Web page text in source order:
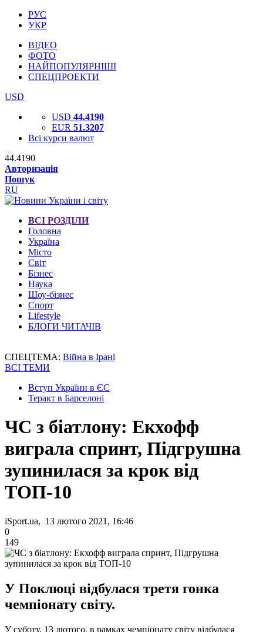
РУС
УКР
ВІДЕО
ФОТО
НАЙПОПУЛЯРНІШІ
СПЕЦПРОЕКТИ
USD
USD 44.4190
EUR 51.3207
Всі курси валют
44.4190
Авторизація
Пошук
RU
ВСІ РОЗДІЛИ
Головна
Україна
Місто
Світ
Бізнес
Наука
Шоу-бізнес
Спорт
Lifestyle
БЛОГИ ЧИТАЧІВ
СПЕЦТЕМА: Війна в Ірані
ВСІ ТЕМИ
Вступ України в ЄС
Теракт в Барселоні
ЧС з біатлону: Екхофф
виграла спринт, Підгрушна
зупинилася за крок від
ТОП-10
iSport.ua, 13 лютого 2021, 16:46
0
149
У Поклюці відбулася третя гонка
чемпіонату світу.
У суботу, 13 лютого, в рамках чемпіонату світу відбулася